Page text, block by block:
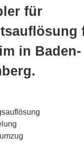
für
in Baden-